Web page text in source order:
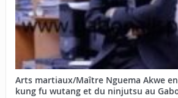
Arts martiaux/Maître Nguema Akwe
kung fu wutang et du ninjutsu au